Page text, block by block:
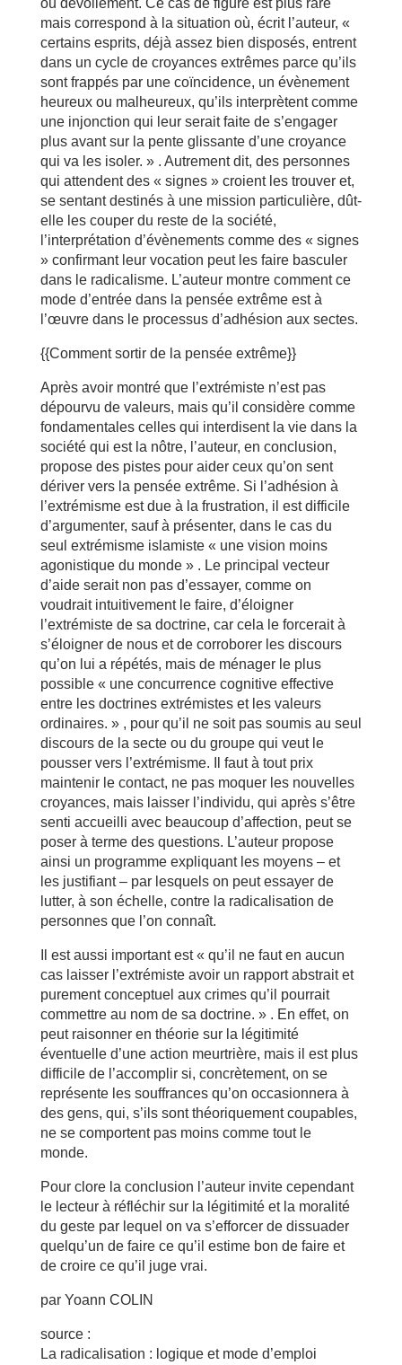
ou dévoilement. Ce cas de figure est plus rare
mais correspond à la situation où, écrit l’auteur, «
certains esprits, déjà assez bien disposés, entrent
dans un cycle de croyances extrêmes parce qu’ils
sont frappés par une coïncidence, un évènement
heureux ou malheureux, qu’ils interprètent comme
une injonction qui leur serait faite de s’engager
plus avant sur la pente glissante d’une croyance
qui va les isoler. » . Autrement dit, des personnes
qui attendent des « signes » croient les trouver et,
se sentant destinés à une mission particulière, dût-
elle les couper du reste de la société,
l’interprétation d’évènements comme des « signes
» confirmant leur vocation peut les faire basculer
dans le radicalisme. L’auteur montre comment ce
mode d’entrée dans la pensée extrême est à
l’œuvre dans le processus d’adhésion aux sectes.
{{Comment sortir de la pensée extrême}}
Après avoir montré que l’extrémiste n’est pas
dépourvu de valeurs, mais qu’il considère comme
fondamentales celles qui interdisent la vie dans la
société qui est la nôtre, l’auteur, en conclusion,
propose des pistes pour aider ceux qu’on sent
dériver vers la pensée extrême. Si l’adhésion à
l’extrémisme est due à la frustration, il est difficile
d’argumenter, sauf à présenter, dans le cas du
seul extrémisme islamiste « une vision moins
agonistique du monde » . Le principal vecteur
d’aide serait non pas d’essayer, comme on
voudrait intuitivement le faire, d’éloigner
l’extrémiste de sa doctrine, car cela le forcerait à
s’éloigner de nous et de corroborer les discours
qu’on lui a répétés, mais de ménager le plus
possible « une concurrence cognitive effective
entre les doctrines extrémistes et les valeurs
ordinaires. » , pour qu’il ne soit pas soumis au seul
discours de la secte ou du groupe qui veut le
pousser vers l’extrémisme. Il faut à tout prix
maintenir le contact, ne pas moquer les nouvelles
croyances, mais laisser l’individu, qui après s’être
senti accueilli avec beaucoup d’affection, peut se
poser à terme des questions. L’auteur propose
ainsi un programme expliquant les moyens – et
les justifiant – par lesquels on peut essayer de
lutter, à son échelle, contre la radicalisation de
personnes que l’on connaît.
Il est aussi important est « qu’il ne faut en aucun
cas laisser l’extrémiste avoir un rapport abstrait et
purement conceptuel aux crimes qu’il pourrait
commettre au nom de sa doctrine. » . En effet, on
peut raisonner en théorie sur la légitimité
éventuelle d’une action meurtrière, mais il est plus
difficile de l’accomplir si, concrètement, on se
représente les souffrances qu’on occasionnera à
des gens, qui, s’ils sont théoriquement coupables,
ne se comportent pas moins comme tout le
monde.
Pour clore la conclusion l’auteur invite cependant
le lecteur à réfléchir sur la légitimité et la moralité
du geste par lequel on va s’efforcer de dissuader
quelqu’un de faire ce qu’il estime bon de faire et
de croire ce qu’il juge vrai.
par Yoann COLIN
source :
La radicalisation : logique et mode d’emploi